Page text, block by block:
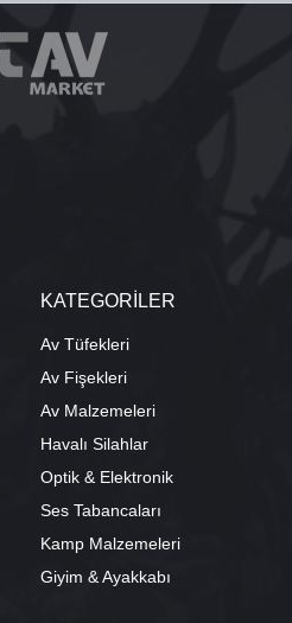
KATEGORİLER
Av Tüfekleri
Av Fişekleri
Av Malzemeleri
Havalı Silahlar
Optik & Elektronik
Ses Tabancaları
Kamp Malzemeleri
Giyim & Ayakkabı